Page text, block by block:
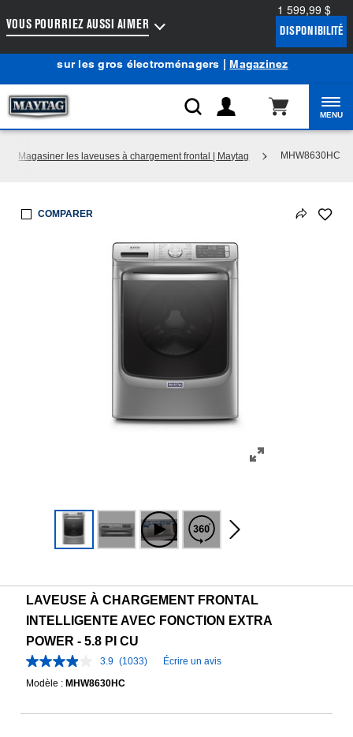
: Profitez de prix de liquidation
sur les gros électroménagers | Magazinez
MENU
Magasiner les laveuses à chargement frontal | Maytag MHW8630HC
LAVEUSE À CHARGEMENT FRONTAL
INTELLIGENTE AVEC FONCTION EXTRA
POWER - 5.8 PI CU
3.9 (1033)
Écrire un avis
Modèle : MHW8630HC
VOUS POURRIEZ AUSSI AIMER
1 599,99 $
DISPONIBILITÉ
COMPARER